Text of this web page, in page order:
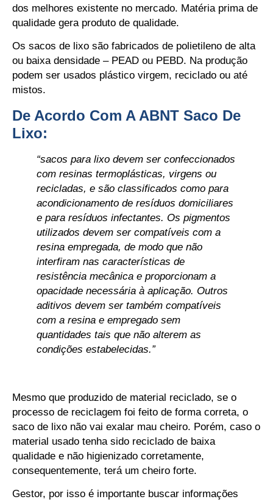
dos melhores existente no mercado. Matéria prima de
qualidade gera produto de qualidade.
Os sacos de lixo são fabricados de polietileno de alta
ou baixa densidade – PEAD ou PEBD. Na produção
podem ser usados plástico virgem, reciclado ou até
mistos.
De Acordo Com A ABNT Saco De
Lixo:
“sacos para lixo devem ser confeccionados
com resinas termoplásticas, virgens ou
recicladas, e são classificados como para
acondicionamento de resíduos domiciliares
e para resíduos infectantes. Os pigmentos
utilizados devem ser compatíveis com a
resina empregada, de modo que não
interfiram nas características de
resistência mecânica e proporcionam a
opacidade necessária à aplicação. Outros
aditivos devem ser também compatíveis
com a resina e empregado sem
quantidades tais que não alterem as
condições estabelecidas.”
Mesmo que produzido de material reciclado, se o
processo de reciclagem foi feito de forma correta, o
saco de lixo não vai exalar mau cheiro. Porém, caso o
material usado tenha sido reciclado de baixa
qualidade e não higienizado corretamente,
consequentemente, terá um cheiro forte.
Gestor, por isso é importante buscar informações